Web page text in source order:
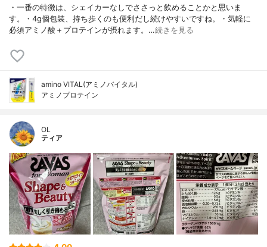
・一番の特徴は、シェイカーなしでささっと飲めることかと思いま
す。・4g個包装、持ち歩くのも便利だし続けやすいですね。・気軽に
必須アミノ酸＋プロテインが摂れます。…続きを見る
amino VITAL(アミノバイタル)
アミノプロテイン
OL
ティア